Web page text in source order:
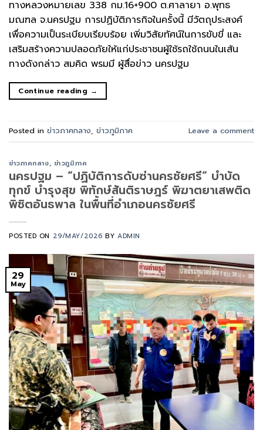
ทางหลวงหมายเลข 338 กม.16+900 ต.ศาลายา อ.พุทธ
มณฑล จ.นครปฐม ​การปฏิบัติภารกิจในครั้งนี้ มีวัตถุประสงค์
เพื่อความเป็นระเบียบเรียบร้อย เพิ่มวิสัยทัศน์ในการขับขี่ และ
เสริมสร้างความปลอดภัยให้แก่ประชาชนผู้ใช้รถใช้ถนนในเส้น
ทางดังกล่าว ​สมคิด พรมมี ผู้สื่อข่าว นครปฐม
Continue reading →
Posted in ข่าวภาคกลาง, ข่าวภูมิภาค Leave a comment
ข่าวภาคกลาง, ข่าวภูมิภาค
นครปฐม – “ปฏิบัติการดับซ่านครชัยศรี“ บำบัด
ทุกข์ บำรุงสุข พิทักษ์สันติราษฎร์ พิฆาตยาเสพติด
พิชิตอันธพาล ในพื้นที่อำเภอนครชัยศรี
POSTED ON 29/MAY/2026 BYADMIN
29
May